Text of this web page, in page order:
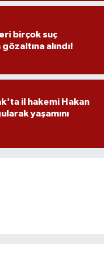
birçok suç
alındı!
il hakemi Hakan
yaşamını